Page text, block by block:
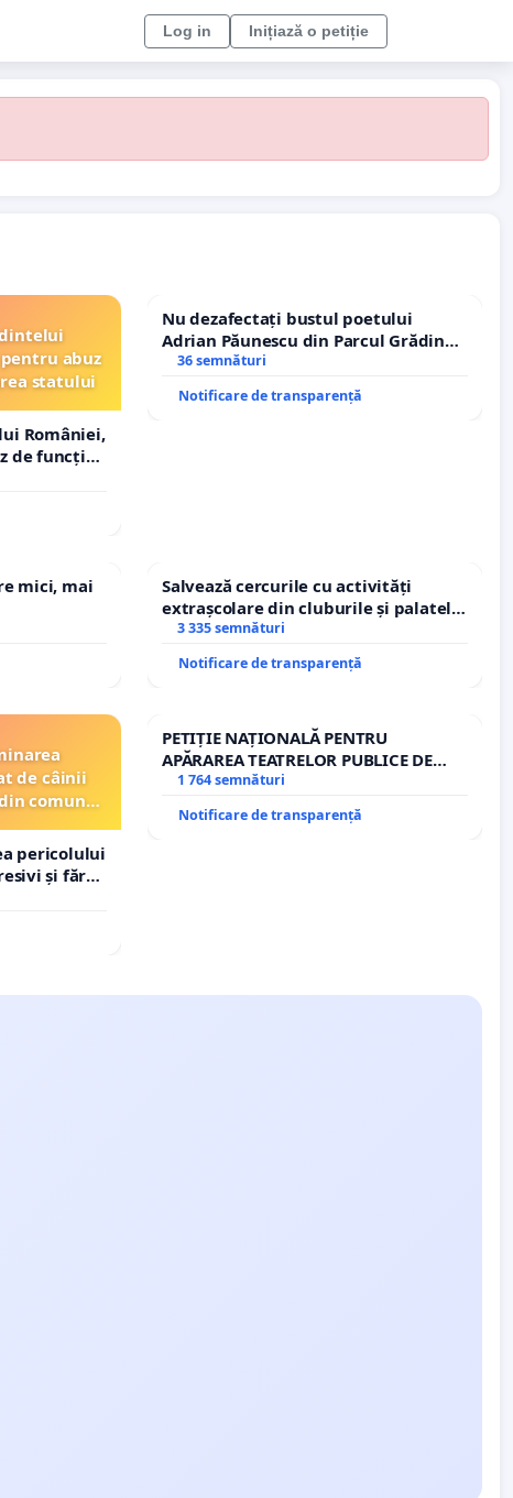
Log in Inițiază o petiție
abuz
statului
României,
de funcție
Nu dezafectați bustul poetului
Adrian Păunescu din Parcul Grădina
Icoanei! Stop cenzurii culturale!
36 semnături
Notificare de transparență
mici, mai
Salvează cercurile cu activități
extrașcolare din cluburile și palatele
copiilor
3 335 semnături
Notificare de transparență
de câinii
comuna
pericolului
și fără
PETIȚIE NAȚIONALĂ PENTRU
APĂRAREA TEATRELOR PUBLICE DE
REPERTORIU DIN ROMÂNIA
1 764 semnături
Notificare de transparență